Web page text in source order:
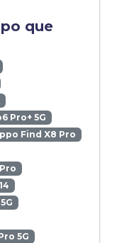
que
Pro+ 5G
Find X8 Pro
5G